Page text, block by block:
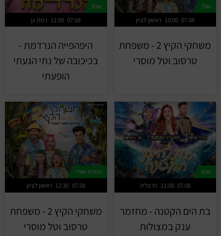
79₪
ראשון לציון 10:00 07.08
משחקי הקיץ 2 - משפחת
טרסוב וטל מוסרי
69₪
רמת גן 11:00 07.08
היפהפייה הנרדמת -
בכיכובה של נתי הגעתי
הופעתי
85₪
הרצליה 11:00 07.08
בת הים הקטנה - מחזמר
ענק במצולות
החל מ-79₪
ראשון לציון 12:30 07.08
משחקי הקיץ 2 - משפחת
טרסוב וטל מוסרי